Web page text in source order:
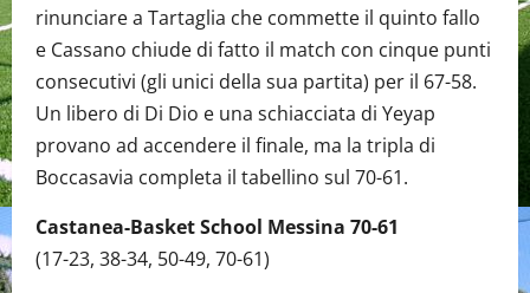
rinunciare a Tartaglia che commette il quinto fallo
e Cassano chiude di fatto il match con cinque punti
consecutivi (gli unici della sua partita) per il 67-58.
Un libero di Di Dio e una schiacciata di Yeyap
provano ad accendere il finale, ma la tripla di
Boccasavia completa il tabellino sul 70-61.
Castanea-Basket School Messina 70-61
(17-23, 38-34, 50-49, 70-61)